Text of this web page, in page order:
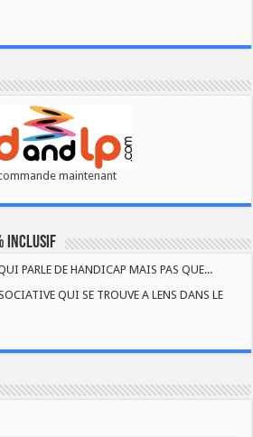
maintenant
INCLUSIF
PARLE DE HANDICAP MAIS PAS QUE...
QUI SE TROUVE A LENS DANS LE